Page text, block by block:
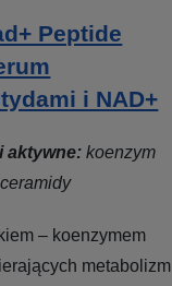
Peptide
i NAD+
aktywne: koenzym
– koenzymem
metabolizm